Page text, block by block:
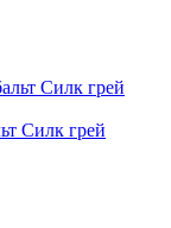
Силк грей